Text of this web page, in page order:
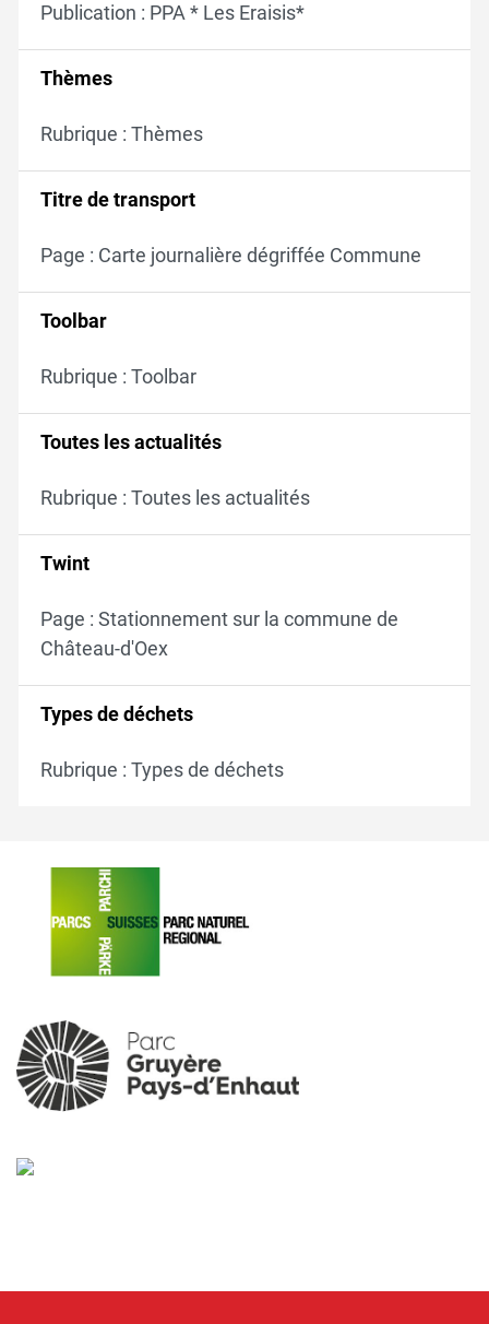
Publication : PPA * Les Eraisis*
Thèmes
Rubrique : Thèmes
Titre de transport
Page : Carte journalière dégriffée Commune
Toolbar
Rubrique : Toolbar
Toutes les actualités
Rubrique : Toutes les actualités
Twint
Page : Stationnement sur la commune de
Château-d'Oex
Types de déchets
Rubrique : Types de déchets
Verschiedene Informationen